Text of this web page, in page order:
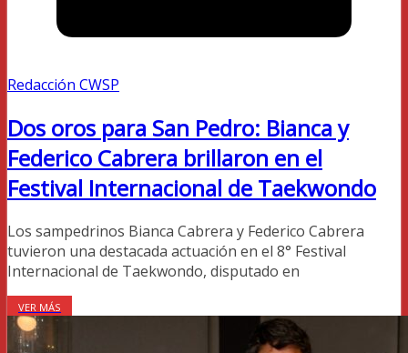
Redacción CWSP
Dos oros para San Pedro: Bianca y
Federico Cabrera brillaron en el
Festival Internacional de Taekwondo
Los sampedrinos Bianca Cabrera y Federico Cabrera
tuvieron una destacada actuación en el 8° Festival
Internacional de Taekwondo, disputado en